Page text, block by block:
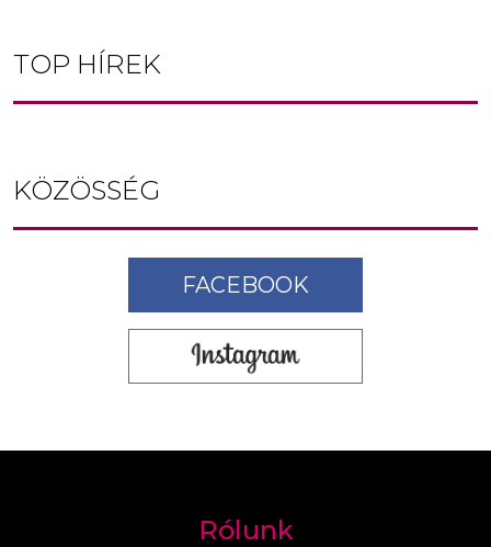
TOP HÍREK
KÖZÖSSÉG
FACEBOOK
Rólunk